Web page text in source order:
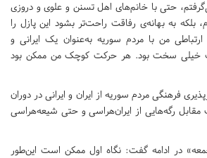
حتی با خانم‌های اهل تسنن و علوی و دروزی
به بهانه‌ی رفاقت راحت‌تر بشود این پازل را
من با مردم سوریه به‌عنوان یک ایرانی و
سخت بود. هر حر‌کت کوچک من ممکن بود
فرهنگی مردم سوریه از ایران و ایرانی در دوران
رگه‌هایی از ایران‌هراسی و حتی شیعه‌هراسی
در ادامه گفت: نگاه اول ممکن است این‌طور